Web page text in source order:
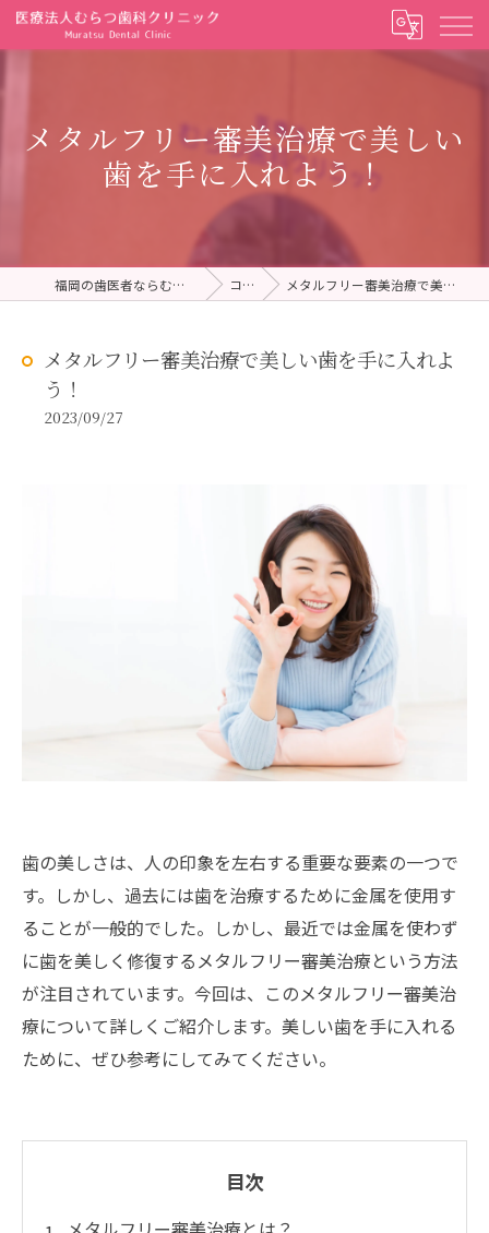
メタルフリー審美治療で美しい
歯を手に入れよう！
福岡の歯医者ならむらつ歯科クリニック コラム メタルフリー審美治療で美しい歯を手に入れよう！
メタルフリー審美治療で美しい歯を手に入れよ
う！
2023/09/27
歯の美しさは、人の印象を左右する重要な要素の一つで
す。しかし、過去には歯を治療するために金属を使用す
ることが一般的でした。しかし、最近では金属を使わず
に歯を美しく修復するメタルフリー審美治療という方法
が注目されています。今回は、このメタルフリー審美治
療について詳しくご紹介します。美しい歯を手に入れる
ために、ぜひ参考にしてみてください。
目次